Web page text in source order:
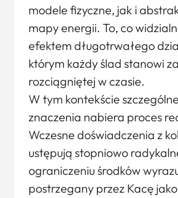
modele fizyczne, jak i
mapy energii. To, co
efektem długotrwałego
którym każdy ślad stanowi
rozciągniętej w czasie.
W tym kontekście
znaczenia nabiera proces
Wczesne doświadczenia z
ustępują stopniowo
ograniczeniu środków
postrzegany przez Kacę